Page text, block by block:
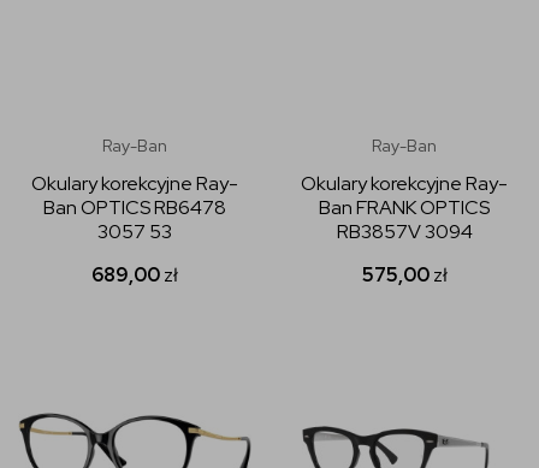
Ray-Ban
Okulary korekcyjne Ray-
Ban OPTICS RB6478
3057 53
689,00zł
Ray-Ban
Okulary korekcyjne Ray-
Ban FRANK OPTICS
RB3857V 3094
575,00zł